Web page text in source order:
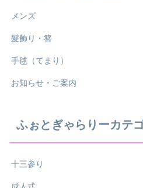
メンズ
髪飾り・簪
手毬（てまり）
お知らせ・ご案内
ふぉとぎゃらりーカテ
十三参り